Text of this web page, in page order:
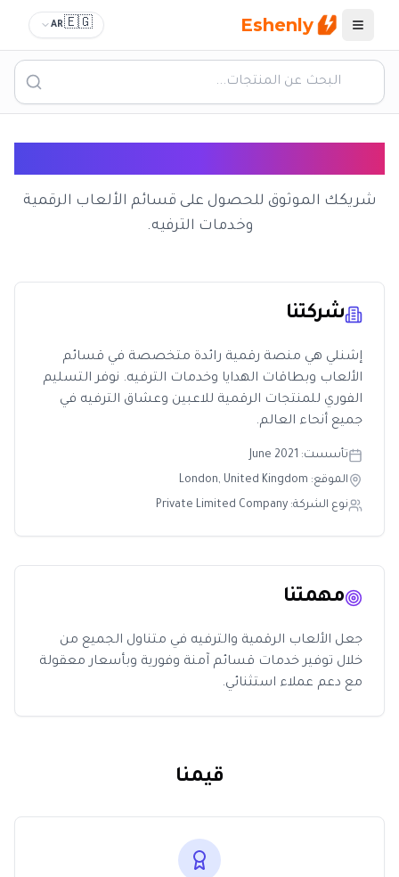
القائمة Eshenly
🇪🇬
AR
شريكك الموثوق للحصول على قسائم الألعاب الرقمية
وخدمات الترفيه.
شركتنا
إشنلي هي منصة رقمية رائدة متخصصة في قسائم
الألعاب وبطاقات الهدايا وخدمات الترفيه. نوفر التسليم
الفوري للمنتجات الرقمية للاعبين وعشاق الترفيه في
جميع أنحاء العالم.
تأسست: June 2021
الموقع: London, United Kingdom
نوع الشركة: Private Limited Company
مهمتنا
جعل الألعاب الرقمية والترفيه في متناول الجميع من
خلال توفير خدمات قسائم آمنة وفورية وبأسعار معقولة
مع دعم عملاء استثنائي.
قيمنا